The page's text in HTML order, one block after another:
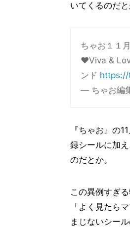
いてくるのだ
ちゃお１１
♥Viva &
ンド https://
— ちゃお編
『ちゃお』の
録シールに加
のだとか。
この異例すぎ
「よく見たら
まじないシー